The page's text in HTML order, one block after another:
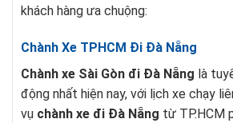
khách hàng ưa chuộng:
Chành Xe TPHCM Đi Đà Nẵng
Chành xe Sài Gòn đi Đà Nẵng là
động nhất hiện nay, với lịch xe chạy
vụ chành xe đi Đà Nẵng từ TP.HCM